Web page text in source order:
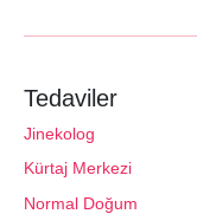
Tedaviler
Jinekolog
Kürtaj Merkezi
Normal Doğum